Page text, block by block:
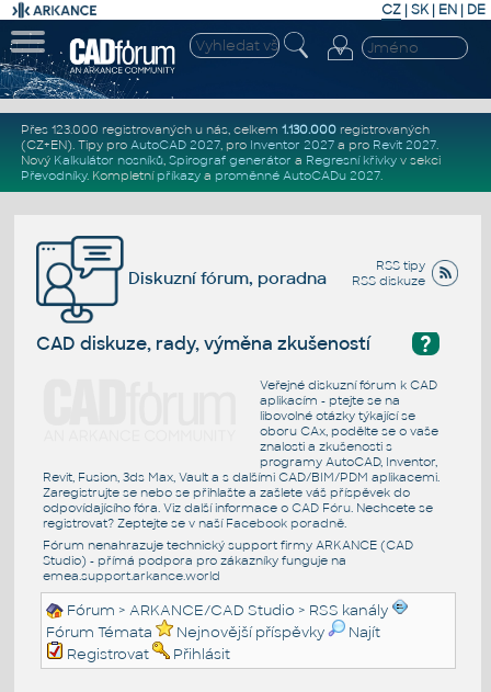
CZ | SK| EN | DE
Přes 123.000 registrovaných u nás, celkem 1.130.000registrovaných
(CZ+EN). Tipy pro AutoCAD 2027, pro Inventor 2027a pro Revit 2027.
Nový Kalkulátor nosníků, Spirograf generátor a Regresní křivkyv sekci
Převodníky. Kompletní příkazya proměnné AutoCADu 2027.
RSS tipy
RSS diskuze
Diskuzní fórum, poradna
?
CAD diskuze, rady, výměna zkušeností
Veřejné diskuzní fórum k CAD
aplikacím - ptejte se na
libovolné otázky týkající se
oboru CAx, podělte se o vaše
znalosti a zkušenosti s
programy AutoCAD, Inventor,
Revit, Fusion, 3ds Max, Vault a s dalšími CAD/BIM/PDM aplikacemi.
Zaregistrujte se nebo se přihlašte a zašlete váš příspěvek do
odpovídajícího fóra. Viz další informace o CAD Fóru. Nechcete se
registrovat? Zeptejte se v naší Facebook poradně.
Fórum nenahrazuje technický support firmy ARKANCE (CAD
Studio) - přímá podpora pro zákazníky funguje na
emea.support.arkance.world
Fórum >ARKANCE/CAD Studio > RSS kanály
Fórum Témata
Nejnovější příspěvky
Najít
Registrovat
Přihlásit